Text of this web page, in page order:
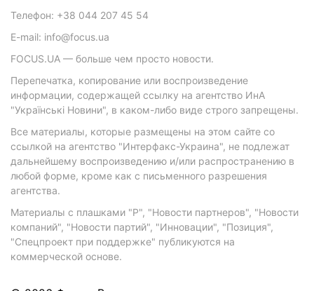
Телефон: +38 044 207 45 54
E-mail: info@focus.ua
FOCUS.UA — больше чем просто новости.
Перепечатка, копирование или воспроизведение
информации, содержащей ссылку на агентство ИнА
"Українські Новини", в каком-либо виде строго запрещены.
Все материалы, которые размещены на этом сайте со
ссылкой на агентство "Интерфакс-Украина", не подлежат
дальнейшему воспроизведению и/или распространению в
любой форме, кроме как с письменного разрешения
агентства.
Материалы с плашками "Р", "Новости партнеров", "Новости
компаний", "Новости партий", "Инновации", "Позиция",
"Спецпроект при поддержке" публикуются на
коммерческой основе.